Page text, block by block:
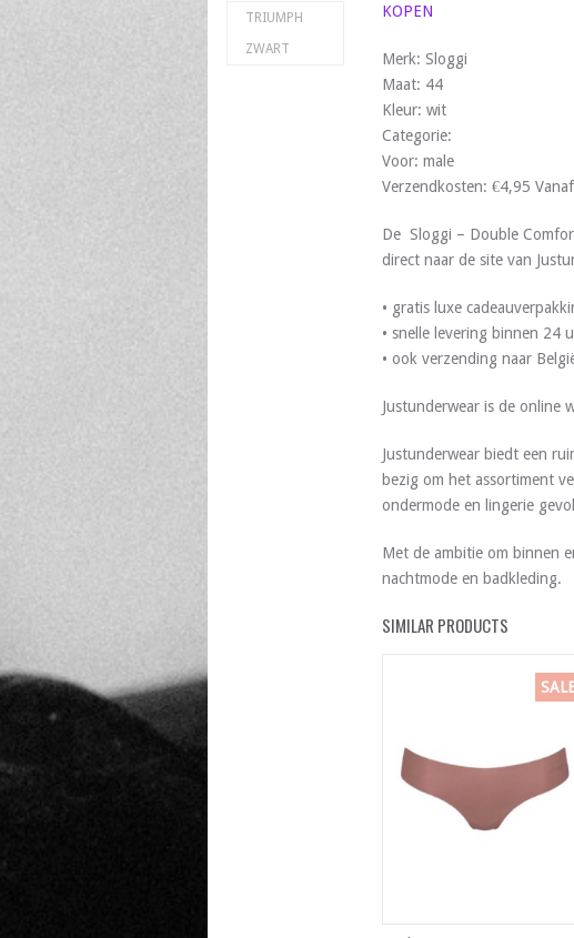
KOPEN
Merk: Sloggi
Maat: 44
Kleur: wit
Categorie:
Voor: male
Verzendkosten: €4,95
De Sloggi – Double
direct naar de site van
• gratis luxe
• snelle levering binnen 24
• ook verzending naar
Justunderwear is de online
Justunderwear biedt een
bezig om het assortiment
ondermode en lingerie
Met de ambitie om binnen
nachtmode en badkleding.
SIMILAR PRODUCTS
TRIUMPH
ZWART